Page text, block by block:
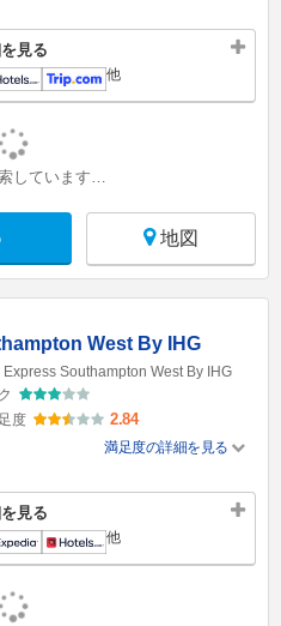
見る
他
しています…
地図
West By IHG
Southampton West By IHG
度
2.84
満足度の詳細を見る
見る
他